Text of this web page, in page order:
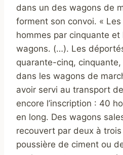
dans un des wagons de
forment son convoi. «
hommes par cinquante
wagons. (…). Les
quarante-cinq,
dans les wagons de
avoir servi au transport
encore l’inscription : 40
en long. Des wagons
recouvert par deux à
poussière de ciment ou